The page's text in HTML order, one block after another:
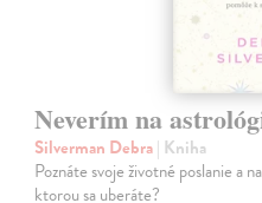
Neverím na
Silverman Debra| Kniha
Poznáte svoje životné poslanie a
ktorou sa uberáte?